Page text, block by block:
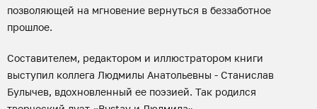
позволяющей на мгновение вернуться в беззаботное
прошлое.
Составителем, редактором и иллюстратором книги
выступил коллега Людмилы Анатольевны - Станислав
Булычев, вдохновленный ее поэзией. Так родился